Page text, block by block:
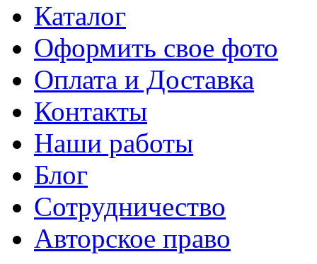
Каталог
Оформить свое фото
Оплата и Доставка
Контакты
Наши работы
Блог
Сотрудничество
Авторское право